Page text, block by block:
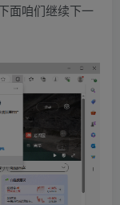
面咱们继续下一